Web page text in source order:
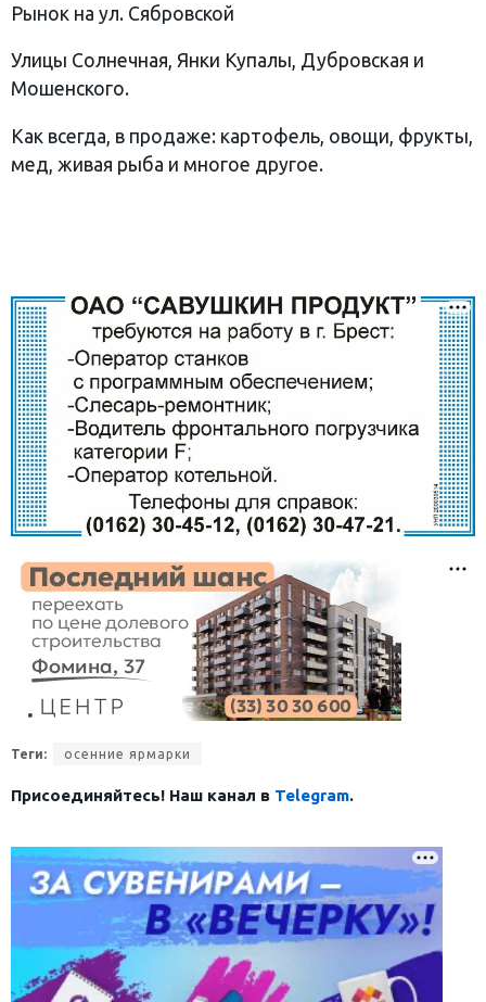
Рынок на ул. Сябровской
Улицы Солнечная, Янки Купалы, Дубровская и
Мошенского.
Как всегда, в продаже: картофель, овощи, фрукты,
мед, живая рыба и многое другое.
Теги: осенние ярмарки
Присоединяйтесь! Наш канал в Telegram.